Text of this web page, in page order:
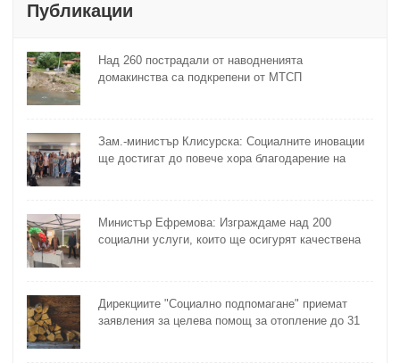
Публикации
Над 260 пострадали от наводненията
домакинства са подкрепени от МТСП
Зам.-министър Клисурска: Социалните иновации
ще достигат до повече хора благодарение на
Министър Ефремова: Изграждаме над 200
социални услуги, които ще осигурят качествена
Дирекциите "Социално подпомагане" приемат
заявления за целева помощ за отопление до 31